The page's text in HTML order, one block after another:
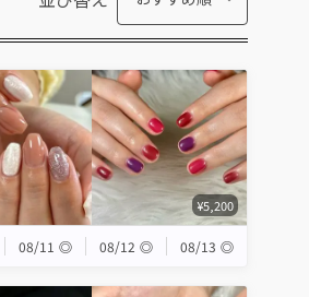
¥5,200
08/11 ◎ 08/12 ◎ 08/13 ◎